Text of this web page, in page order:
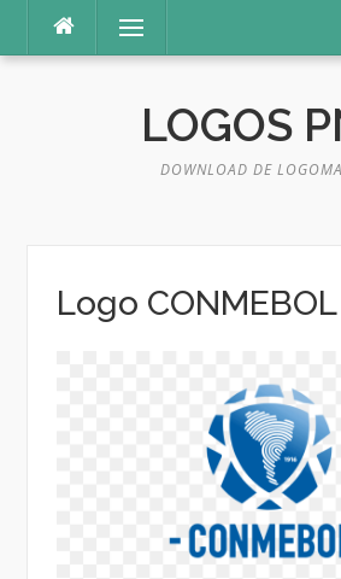
o
Menu
LOGOS
DOWNLOAD DE
Logo CONMEBOL